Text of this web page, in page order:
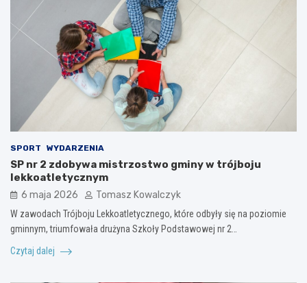
SPORT WYDARZENIA
SP nr 2 zdobywa mistrzostwo gminy w trójboju
lekkoatletycznym
6 maja 2026 Tomasz Kowalczyk
W zawodach Trójboju Lekkoatletycznego, które odbyły się na poziomie
gminnym, triumfowała drużyna Szkoły Podstawowej nr 2…
Czytaj dalej